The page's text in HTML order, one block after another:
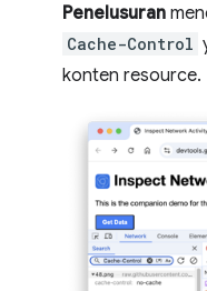
Penelusuran
Cache-Control
konten resource.